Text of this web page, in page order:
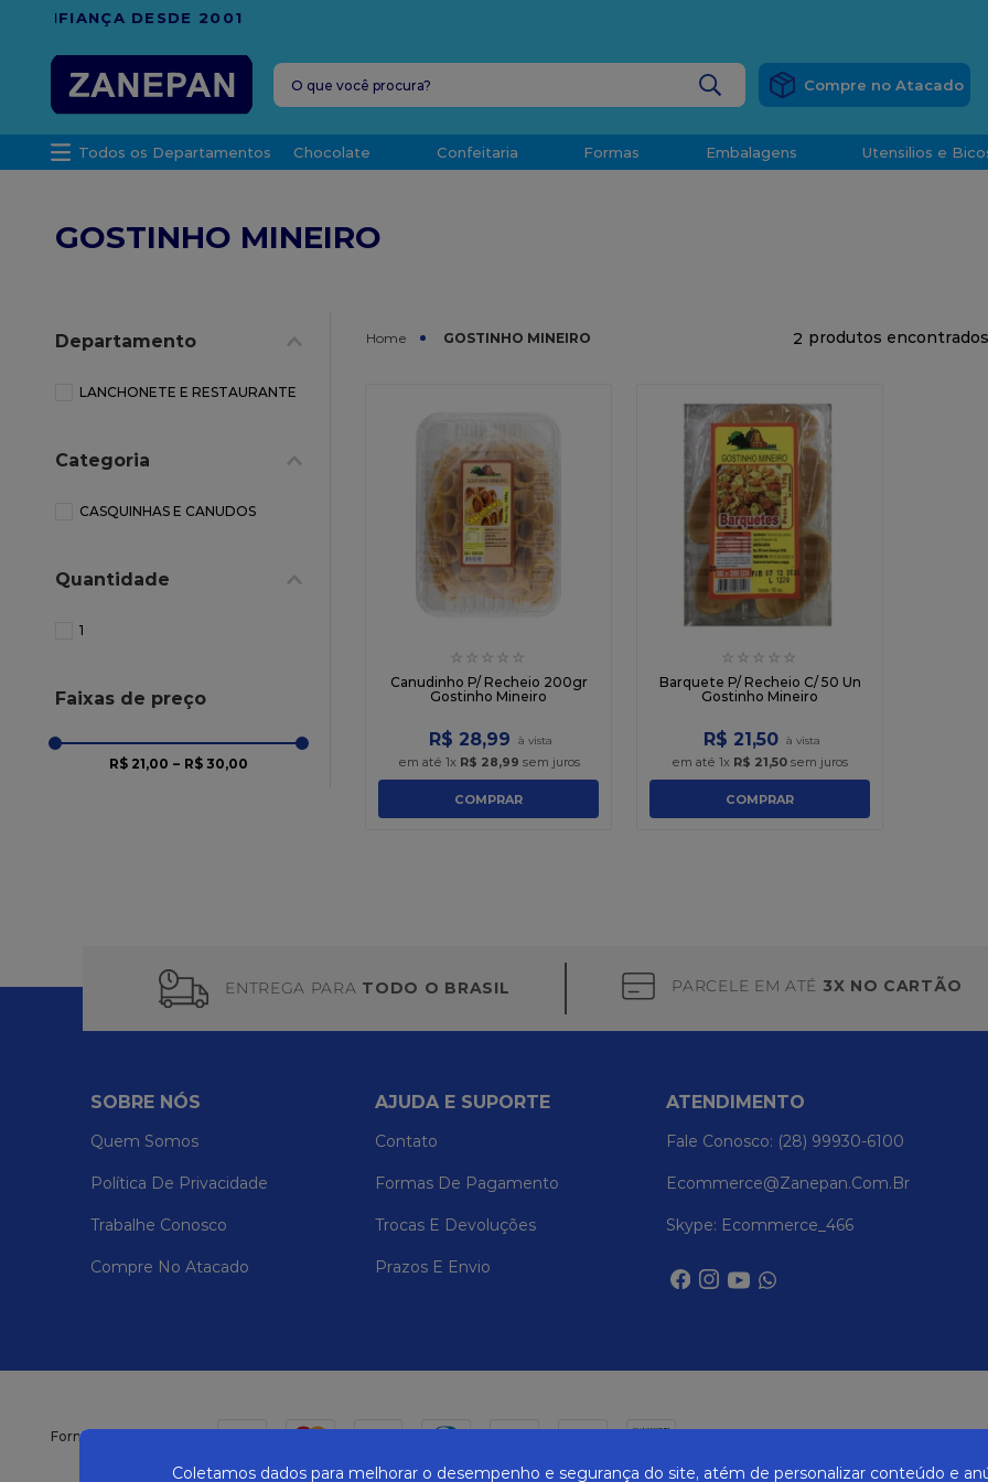
O que você procura?
Todos os Departamentos Chocolate Confeitaria Formas Embalagens Utensilios e
GOSTINHO MINEIRO
Departamento
LANCHONETE E RESTAURANTE
Categoria
CASQUINHAS E CANUDOS
Quantidade
1
Faixas de preço
R$ 21,00 – R$ 30,00
GOSTINHO MINEIRO 2
☆ ☆ ☆ ☆ ☆
Canudinho P/ Recheio 200gr
Gostinho Mineiro
R$ 28,99
em até 1x R$ 28,99 sem juros
COMPRAR
☆ ☆ ☆ ☆ ☆
Barquete P/ Recheio C/ 50 Un
Gostinho Mineiro
R$ 21 ,50
em até 1x R$ 21,50 sem juros
COMPRAR
ENTREGA PARA TODO O BRASIL PARCELE EM ATÉ 3X NO CARTÃO
SOBRE NÓS
Quem Somos
Política De Privacidade
Trabalhe Conosco
Compre No Atacado
AJUDA E SUPORTE
Contato
Formas De Pagamento
Trocas E Devoluções
Prazos E Envio
ATENDIMENTO
Fale Conosco: (28) 99930-6100
Ecommerce@zanepan.com.br
Skype: Ecommerce_466
Formas de pagamento
Coletamos dados para melhorar o desempenho e segurança do site, atém de personalizar conteúdo e
leite condensado
caixa kraft
chocolate